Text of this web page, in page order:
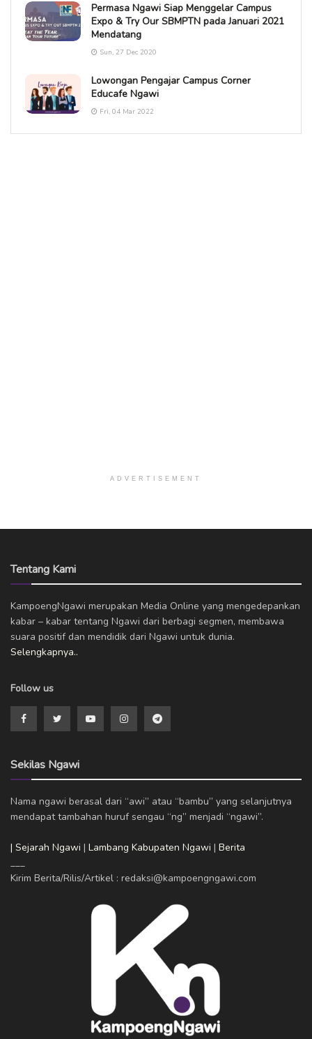
Permasa Ngawi Siap Menggelar Campus
Expo & Try Our SBMPTN pada Januari 2021
Mendatang
Sun, 27 Dec 2020
Lowongan Pengajar Campus Corner
Educafe Ngawi
Fri, 04 Mar 2022
ADVERTISEMENT
Tentang Kami
KampoengNgawi merupakan Media Online yang mengedepankan
kabar – kabar tentang Ngawi dari berbagi segmen, membawa
suara positif dan mendidik dari Ngawi untuk dunia.
Selengkapnya..
Follow us
Sekilas Ngawi
Nama ngawi berasal dari “awi” atau “bambu” yang selanjutnya
mendapat tambahan huruf sengau “ng” menjadi “ngawi”.
| Sejarah Ngawi | Lambang Kabupaten Ngawi | Berita
Kirim Berita/Rilis/Artikel : redaksi@kampoengngawi.com